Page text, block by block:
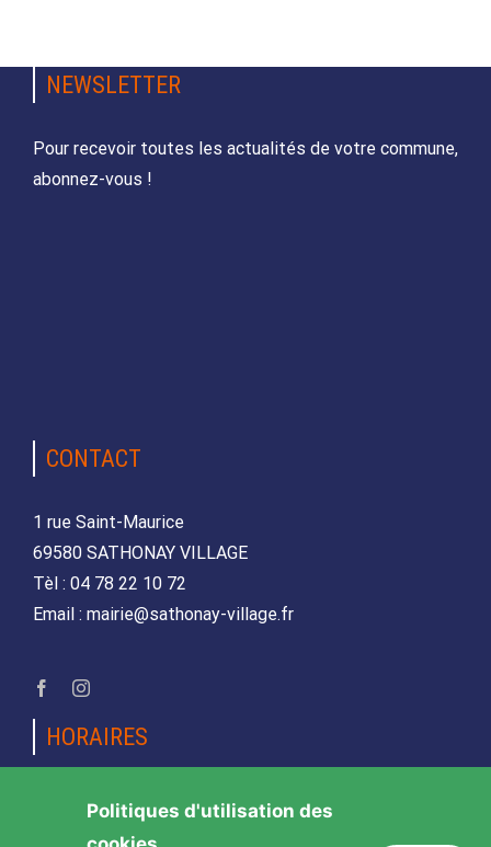
NEWSLETTER
Pour recevoir toutes les actualités de votre commune,
abonnez-vous !
CONTACT
1 rue Saint-Maurice
69580 SATHONAY VILLAGE
Tèl : 04 78 22 10 72
Email : mairie@sathonay-village.fr
HORAIRES
Lundi, mardi, jeudi et vendredi
Politiques d'utilisation des